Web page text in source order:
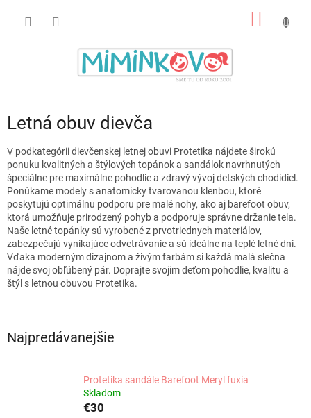
Letná obuv dievča
V podkategórii dievčenskej letnej obuvi Protetika nájdete širokú
ponuku kvalitných a štýlových topánok a sandálok navrhnutých
špeciálne pre maximálne pohodlie a zdravý vývoj detských chodidiel.
Ponúkame modely s anatomicky tvarovanou klenbou, ktoré
poskytujú optimálnu podporu pre malé nohy, ako aj barefoot obuv,
ktorá umožňuje prirodzený pohyb a podporuje správne držanie tela.
Naše letné topánky sú vyrobené z prvotriednych materiálov,
zabezpečujú vynikajúce odvetrávanie a sú ideálne na teplé letné dni.
Vďaka moderným dizajnom a živým farbám si každá malá slečna
nájde svoj obľúbený pár. Doprajte svojim deťom pohodlie, kvalitu a
štýl s letnou obuvou Protetika.
Najpredávanejšie
Protetika sandále Barefoot Meryl fuxia
Skladom
€30